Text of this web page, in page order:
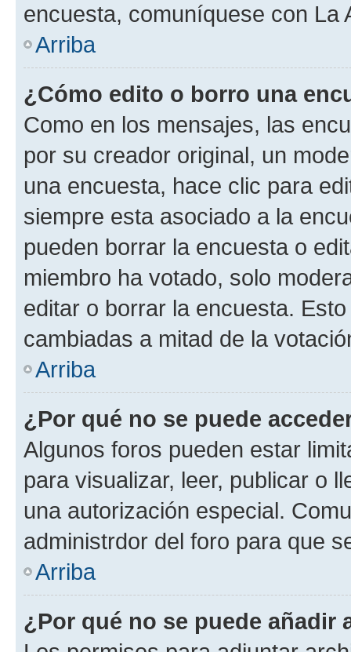
encuesta, comuníquese con La
Arriba
¿Cómo edito o borro una
Como en los mensajes, las
por su creador original, un
una encuesta, hace clic para
siempre esta asociado a la
pueden borrar la encuesta o
miembro ha votado, solo
editar o borrar la encuesta.
cambiadas a mitad de la
Arriba
¿Por qué no se puede
Algunos foros pueden estar
para visualizar, leer, publicar o
una autorización especial.
administrdor del foro para que
Arriba
¿Por qué no se puede añadir